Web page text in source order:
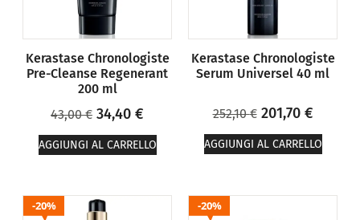
Kerastase Chronologiste
Pre-Cleanse Regenerant
200 ml
43,00€ 34,40 €
AGGIUNGI AL CARRELLO
Kerastase Chronologiste
Serum Universel 40 ml
252,10€ 201,70 €
AGGIUNGI AL CARRELLO
20% 20%